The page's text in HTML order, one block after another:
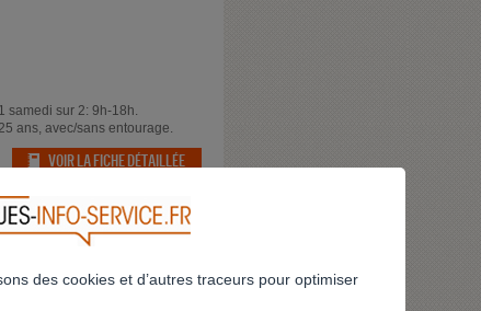
samedi sur 2: 9h-18h.
ans, avec/sans entourage.
VOIR LA FICHE DÉTAILLÉE
des cookies et d’autres traceurs pour optimiser